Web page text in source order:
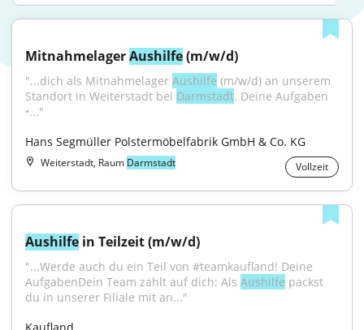
Mitnahmelager Aushilfe (m/w/d)
"...dich als Mitnahmelager Aushilfe (m/w/d) an unserem
Standort in Weiterstadt bei Darmstadt. Deine Aufgaben
•..."
Hans Segmüller Polstermöbelfabrik GmbH & Co. KG
Weiterstadt, Raum Darmstadt Vollzeit
Aushilfe in Teilzeit (m/w/d)
"...Werde auch du ein Teil von #teamkaufland! Deine
AufgabenDein Team zählt auf dich: Als Aushilfe packst
du in unserer Filiale mit an..."